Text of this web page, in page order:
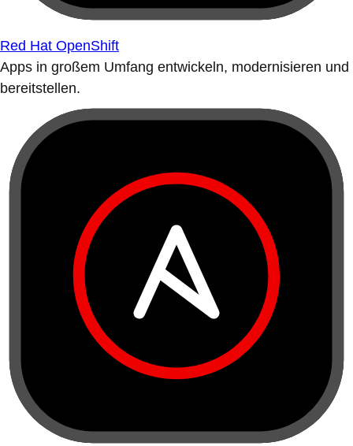
Red Hat OpenShift
Apps in großem Umfang entwickeln, modernisieren und
bereitstellen.